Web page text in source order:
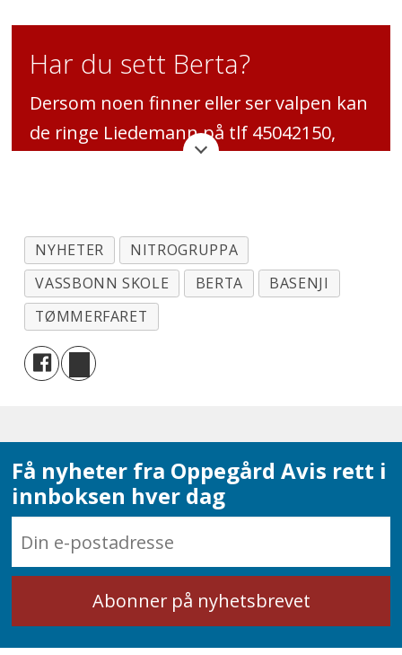
Har du sett Berta?
Dersom noen finner eller ser valpen kan
de ringe Liedemann på tlf 45042150,
NYHETER
NITROGRUPPA
VASSBONN SKOLE
BERTA
BASENJI
TØMMERFARET
Få nyheter fra Oppegård Avis rett i
innboksen hver dag